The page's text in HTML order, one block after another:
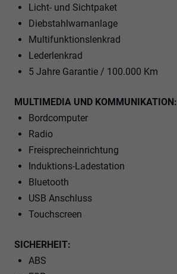
Licht- und Sichtpaket
Diebstahlwarnanlage
Multifunktionslenkrad
Lederlenkrad
5 Jahre Garantie / 100.000 Km
MULTIMEDIA UND KOMMUNIKATION:
Bordcomputer
Radio
Freisprecheinrichtung
Induktions-Ladestation
Bluetooth
USB Anschluss
Touchscreen
SICHERHEIT:
ABS